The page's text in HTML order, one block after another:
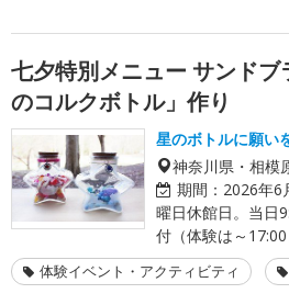
七夕特別メニュー サンド
のコルクボトル」作り
星のボトルに願い
神奈川県・相模
期間： 2026年6
曜日休館日。当日
付（体験は～17:00
体験イベント・アクティビティ